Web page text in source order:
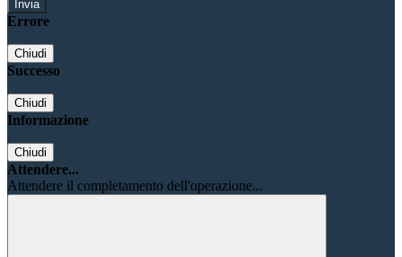
Errore
Chiudi
Successo
Chiudi
Informazione
Chiudi
Attendere...
Attendere il completamento dell'operazione...